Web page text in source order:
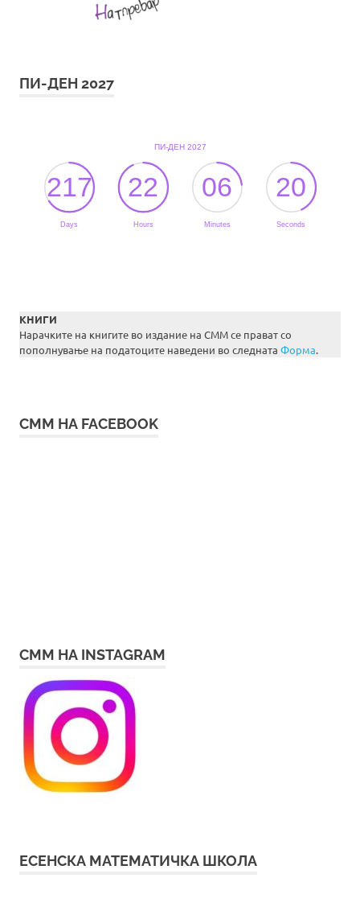
ПИ-ДЕН 2027
КНИГИ
Нарачките на книгите во издание на СММ се прават со
пополнување на податоците наведени во следната Форма.
СММ НА FACEBOOK
СММ НА INSTAGRAM
ЕСЕНСКА МАТЕМАТИЧКА ШКОЛА